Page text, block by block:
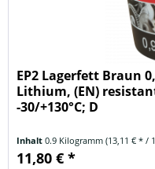
EP2 Lagerfett Braun
Lithium, (EN)
-30/+130°C; D
Inhalt0.9 Kilogramm(13,11 € * /
11,80 € *